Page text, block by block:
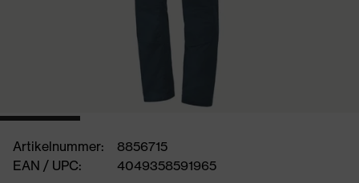
Artikelnummer:
8856715
EAN / UPC:
4049358591965